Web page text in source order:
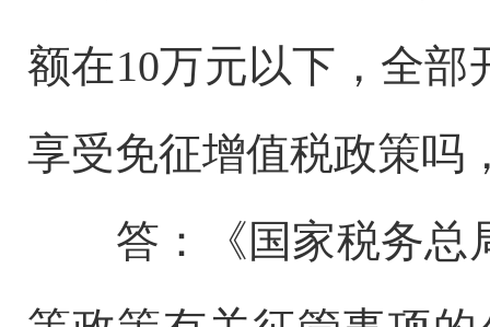
额在10万元以下，全
享受免征增值税政策吗
答：《国家税务总